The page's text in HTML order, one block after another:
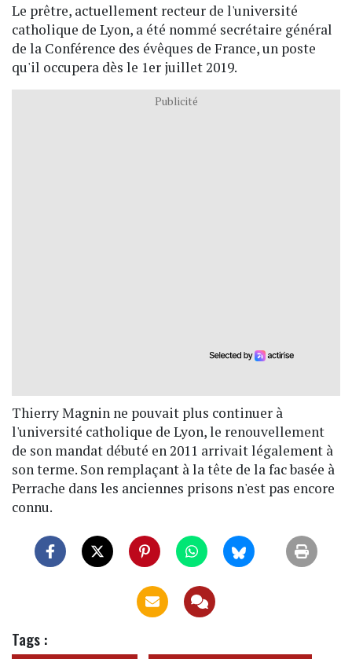
Le prêtre, actuellement recteur de l'université
catholique de Lyon, a été nommé secrétaire général
de la Conférence des évêques de France, un poste
qu'il occupera dès le 1er juillet 2019.
Publicité
Thierry Magnin ne pouvait plus continuer à
l'université catholique de Lyon, le renouvellement
de son mandat débuté en 2011 arrivait légalement à
son terme. Son remplaçant à la tête de la fac basée à
Perrache dans les anciennes prisons n'est pas encore
connu.
Tags :